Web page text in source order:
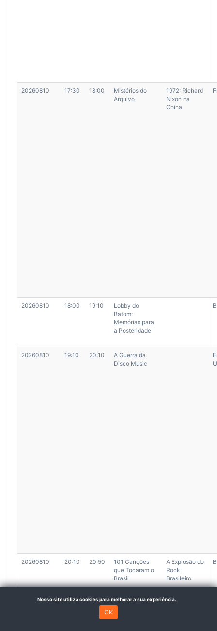
20260810 17:30 18:00
Mistérios do
Arquivo
1972: Richard
Nixon na
China
20260810 18:00 19:10
Lobby do
Batom:
Memórias para
a Posteridade
20260810 19:10 20:10
A Guerra da
Disco Music
20260810 20:10 20:50
101 Canções
que Tocaram o
Brasil
A Explosão do
Rock
Brasileiro
Nosso site utiliza cookies para melhorar a sua experiência.
OK